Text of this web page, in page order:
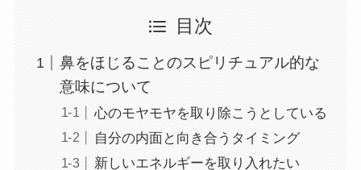
目次
鼻をほじることのスピリチュアル的な
意味について
心のモヤモヤを取り除こうとしている
自分の内面と向き合うタイミング
新しいエネルギーを取り入れたい